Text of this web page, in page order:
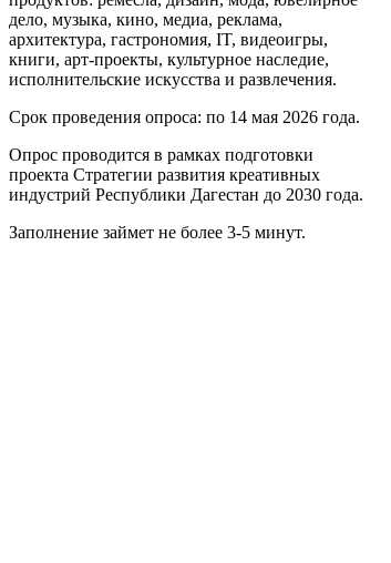
дело, музыка, кино, медиа, реклама,
архитектура, гастрономия, IT, видеоигры,
книги, арт-проекты, культурное наследие,
исполнительские искусства и развлечения.
Срок проведения опроса: по 14 мая 2026 года.
Опрос проводится в рамках подготовки
проекта Стратегии развития креативных
индустрий Республики Дагестан до 2030 года.
Заполнение займет не более 3-5 минут.